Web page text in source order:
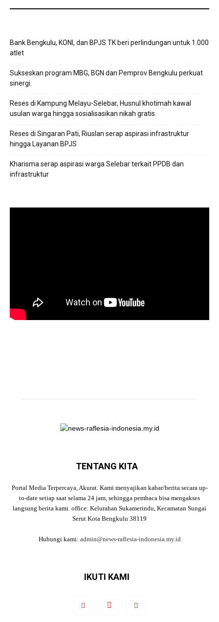
Bank Bengkulu, KONI, dan BPJS TK beri perlindungan untuk 1.000
atlet
Sukseskan program MBG, BGN dan Pemprov Bengkulu perkuat
sinergi.
Reses di Kampung Melayu-Selebar, Husnul khotimah kawal
usulan warga hingga sosialisasikan nikah gratis.
Reses di Singaran Pati, Riuslan serap aspirasi infrastruktur
hingga Layanan BPJS
Kharisma serap aspirasi warga Selebar terkait PPDB dan
infrastruktur
TENTANG KITA
Portal Media Terpercaya, Akurat. Kami menyajikan kabar/berita secara up-
to-date setiap saat selama 24 jam, sehingga pembaca bisa mengakses
langsung berita kami. office: Kelurahan Sukamerindu, Kecamatan Sungai
Serut Kota Bengkulu 38119
Hubungi kami: admin@news-raflesia-indonesia.my.id
IKUTI KAMI